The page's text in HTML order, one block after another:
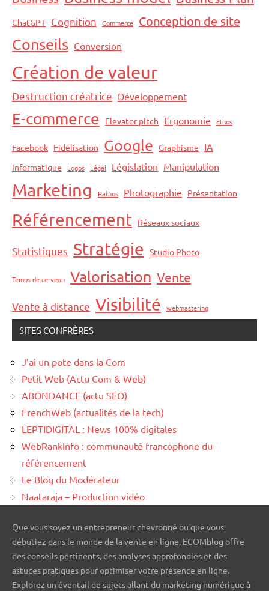
ChatGPT Cognition Commerce Conception de site
Conseils Conversion
Création de valeur
Destruction créatrice Développement
E-commerce Elevator pitch Ergonomie Ethos
Facebook Fidélisation Google Graphisme IA
Informatique Logos Légal Législation Manipulation
Marketing Pathos Photographie Présentation
Référencement Réseaux sociaux
Statistiques Stratégie Studio Photo
Temps de cerveau Valorisation Vente
Vente à distance Visibilité webmastering
SITES CONFRÈRES
J’ai un pote dans la Com
Petit Web (Actu Com & Web)
ABONDANCE (actu SEO)
FrenchWeb (actualités de la tech)
LEPTIDIGITAL : News 100% digitales
WebRankInfo : communauté francophone du
référencement
Le Blog du Modérateur
Naataraja – Production vidéo
Que vous soyez un entrepreneur chevronné ou que vous
débutiez dans le monde de la vente en ligne, ECOMblog offre
des conseils pertinents, des analyses approfondies et des
astuces pratiques pour optimiser votre présence en ligne.
Explorez un éventail de sujets allant du marketing numérique à